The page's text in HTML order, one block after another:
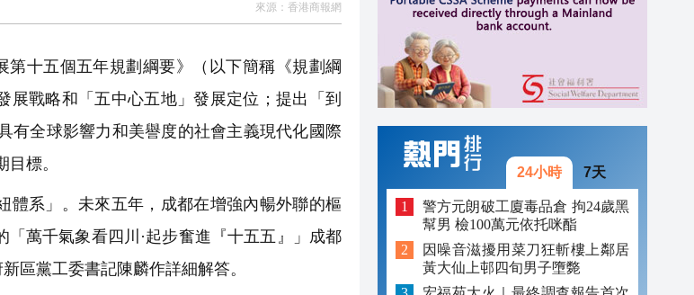
2000元
18:27
新篇章
17:56
來源： 香港商報網
十五個五年規劃綱要》（以下簡稱《規劃綱
戰略和「五中心五地」發展定位；提出「到
有全球影響力和美譽度的社會主義現代化國際
標。
系」。未來五年，成都在增強內暢外聯的樞
萬千氣象看四川·起步奮進『十五五』」成都
區黨工委書記陳麟作詳細解答。
24小時 7天
警方元朗破工廈毒品倉 拘24歲黑
幫男 檢100萬元依托咪酯
因噪音滋擾用菜刀狂斬樓上鄰居
黃大仙上邨四旬男子墮斃